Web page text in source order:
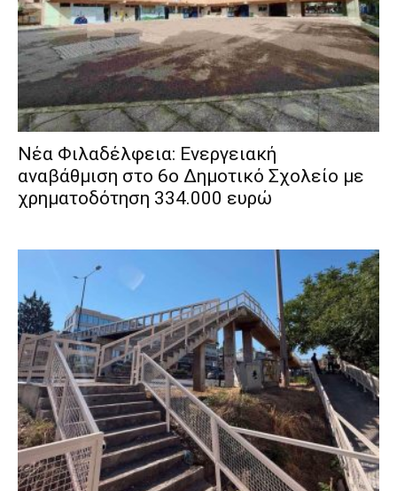
Νέα Φιλαδέλφεια: Ενεργειακή
αναβάθμιση στο 6ο Δημοτικό Σχολείο με
χρηματοδότηση 334.000 ευρώ